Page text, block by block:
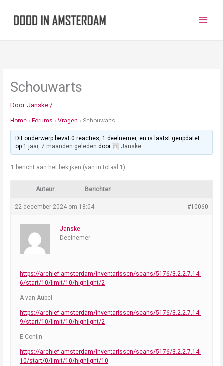
Schouwarts
DoorJanske /
Home › Forums › Vragen › Schouwarts
Dit onderwerp bevat 0 reacties, 1 deelnemer, en is laatst geüpdatet
op 1 jaar, 7 maanden geleden door Janske.
1 bericht aan het bekijken (van in totaal 1)
Auteur Berichten
22 december 2024 om 18:04 #10060
Janske
Deelnemer
https://archief.amsterdam/inventarissen/scans/5176/3.2.2.7.14.
6/start/10/limit/10/highlight/2
A van Aubel
https://archief.amsterdam/inventarissen/scans/5176/3.2.2.7.14.
9/start/10/limit/10/highlight/2
E Conijn
https://archief.amsterdam/inventarissen/scans/5176/3.2.2.7.14.
10/start/0/limit/10/highlight/10